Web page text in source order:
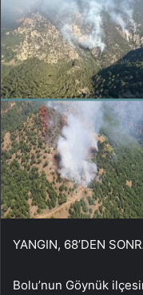
YANGIN, 68’DEN
Bolu’nun Göynük